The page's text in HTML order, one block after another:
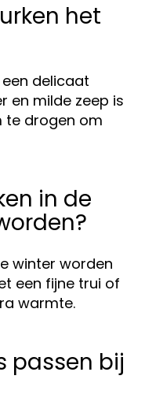
het
delicaat
en milde zeep is
te drogen om
in de
winter worden
een fijne trui of
warmte.
passen bij